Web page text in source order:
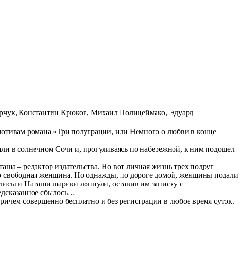
, Константин Крюков, Михаил Полицеймако, Эдуард
романа «Три полуграции, или Немного о любви в конце
в солнечном Сочи и, прогуливаясь по набережной, к ним подошел
– редактор издательства. Но вот личная жизнь трех подруг
свободная женщина. Но однажды, по дороге домой, женщины подали
и Наташи шарики лопнули, оставив им записку с
сбылось…
совершенно бесплатно и без регистрации в любое время суток.